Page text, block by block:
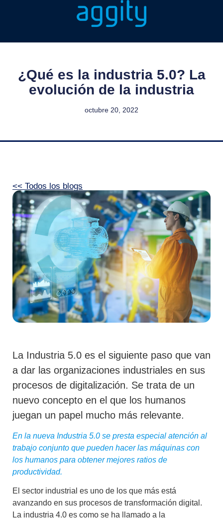
¿Qué es la industria 5.0? La
evolución de la industria
octubre 20, 2022
<< Todos los blogs
La Industria 5.0 es el siguiente paso que van
a dar las organizaciones industriales en sus
procesos de digitalización. Se trata de un
nuevo concepto en el que los humanos
juegan un papel mucho más relevante.
En la nueva Industria 5.0 se presta especial atención al
trabajo conjunto que pueden hacer las máquinas con
los humanos para obtener mejores ratios de
productividad.
El sector industrial es uno de los que más está
avanzando en sus procesos de transformación digital.
La industria 4.0 es como se ha llamado a la